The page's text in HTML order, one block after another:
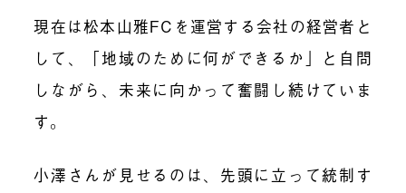
現在は松本山雅FCを運営する会社の経営者と
して、「地域のために何ができるか」と自問
しながら、未来に向かって奮闘し続けていま
す。
小澤さんが見せるのは、先頭に立って統制す